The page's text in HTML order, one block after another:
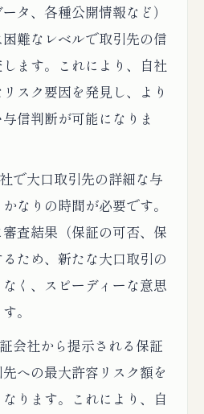
タ、各種公開情報など）
難なレベルで取引先の信
ます。これにより、自社
スク要因を発見し、より
信判断が可能になりま
で大口取引先の詳細な与
なりの時間が必要です。
査結果（保証の可否、保
ため、新たな大口取引の
く、スピーディーな意思
。
会社から提示される保証
への最大許容リスク額を
ります。これにより、自